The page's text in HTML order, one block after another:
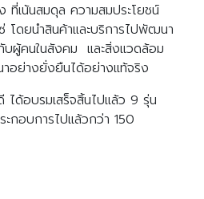
เน้นสมดุล ความสมประโยชน์
โดยนำสินค้าและบริการไปพัฒนา
บผู้คนในสังคม และสิ่งแวดล้อม
ย่างยั่งยืนได้อย่างแท้จริง
ได้อบรมเสร็จสิ้นไปแล้ว 9 รุ่น
อบการไปแล้วกว่า 150